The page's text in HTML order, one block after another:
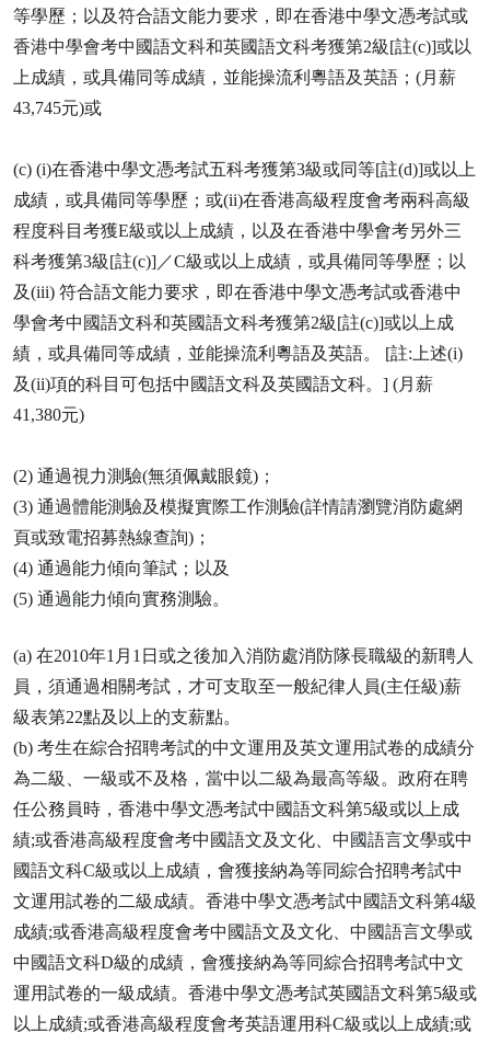
等學歷；以及符合語文能力要求，即在香港中學文憑考試或
香港中學會考中國語文科和英國語文科考獲第2級[註(c)]或以
上成績，或具備同等成績，並能操流利粵語及英語；(月薪
43,745元)或
(c) (i)在香港中學文憑考試五科考獲第3級或同等[註(d)]或以上
成績，或具備同等學歷；或(ii)在香港高級程度會考兩科高級
程度科目考獲E級或以上成績，以及在香港中學會考另外三
科考獲第3級[註(c)]／C級或以上成績，或具備同等學歷；以
及(iii) 符合語文能力要求，即在香港中學文憑考試或香港中
學會考中國語文科和英國語文科考獲第2級[註(c)]或以上成
績，或具備同等成績，並能操流利粵語及英語。 [註:上述(i)
及(ii)項的科目可包括中國語文科及英國語文科。] (月薪
41,380元)
(2) 通過視力測驗(無須佩戴眼鏡)；
(3) 通過體能測驗及模擬實際工作測驗(詳情請瀏覽消防處網
頁或致電招募熱線查詢)；
(4) 通過能力傾向筆試；以及
(5) 通過能力傾向實務測驗。
(a) 在2010年1月1日或之後加入消防處消防隊長職級的新聘人
員，須通過相關考試，才可支取至一般紀律人員(主任級)薪
級表第22點及以上的支薪點。
(b) 考生在綜合招聘考試的中文運用及英文運用試卷的成績分
為二級、一級或不及格，當中以二級為最高等級。政府在聘
任公務員時，香港中學文憑考試中國語文科第5級或以上成
績;或香港高級程度會考中國語文及文化、中國語言文學或中
國語文科C級或以上成績，會獲接納為等同綜合招聘考試中
文運用試卷的二級成績。香港中學文憑考試中國語文科第4級
成績;或香港高級程度會考中國語文及文化、中國語言文學或
中國語文科D級的成績，會獲接納為等同綜合招聘考試中文
運用試卷的一級成績。香港中學文憑考試英國語文科第5級或
以上成績;或香港高級程度會考英語運用科C級或以上成績;或